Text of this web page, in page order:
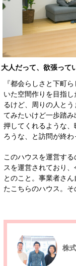
大人だって、欲張って
『都会らしさと下町
いた空間作りを目指
るけど、周りの人と
てみたいけど一歩踏
押してくれるような
ろうな、と訪問が終わ
このハウスを運営す
スを運営されており
とのこと。事業者さ
たこちらのハウス。そ
株